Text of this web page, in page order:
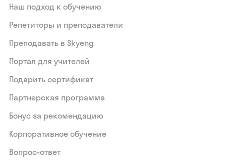
Наш подход к обучению
Репетиторы и преподаватели
Преподавать в Skyeng
Портал для учителей
Подарить сертификат
Партнерская программа
Бонус за рекомендацию
Корпоративное обучение
Вопрос-ответ